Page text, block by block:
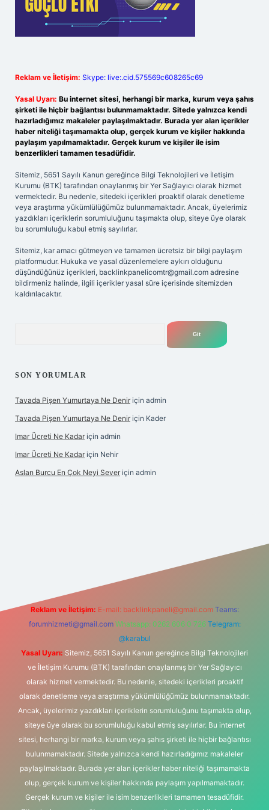
Reklam ve İletişim: Skype: live:.cid.575569c608265c69
Yasal Uyarı: Bu internet sitesi, herhangi bir marka, kurum veya şahıs
şirketi ile hiçbir bağlantısı bulunmamaktadır. Sitede yalnızca kendi
hazırladığımız makaleler paylaşılmaktadır. Burada yer alan içerikler
haber niteliği taşımamakta olup, gerçek kurum ve kişiler hakkında
paylaşım yapılmamaktadır. Gerçek kurum ve kişiler ile isim
benzerlikleri tamamen tesadüfidir.
Sitemiz, 5651 Sayılı Kanun gereğince Bilgi Teknolojileri ve İletişim
Kurumu (BTK) tarafından onaylanmış bir Yer Sağlayıcı olarak hizmet
vermektedir. Bu nedenle, sitedeki içerikleri proaktif olarak denetleme
veya araştırma yükümlülüğümüz bulunmamaktadır. Ancak, üyelerimiz
yazdıkları içeriklerin sorumluluğunu taşımakta olup, siteye üye olarak
bu sorumluluğu kabul etmiş sayılırlar.
Sitemiz, kar amacı gütmeyen ve tamamen ücretsiz bir bilgi paylaşım
platformudur. Hukuka ve yasal düzenlemelere aykırı olduğunu
düşündüğünüz içerikleri, backlinkpanelicomtr@gmail.com adresine
bildirmeniz halinde, ilgili içerikler yasal süre içerisinde sitemizden
kaldırılacaktır.
SON YORUMLAR
Tavada Pişen Yumurtaya Ne Denir için admin
Tavada Pişen Yumurtaya Ne Denir için Kader
Imar Ücreti Ne Kadar için admin
Imar Ücreti Ne Kadar için Nehir
Aslan Burcu En Çok Neyi Sever için admin
elexbetgiris.org
Reklam ve İletişim: E-mail: backlinkpaneli@gmail.com Teams:
forumhizmeti@gmail.com Whatsapp: 0262 606 0 726 Telegram:
@karabul
Yasal Uyarı: Sitemiz, 5651 Sayılı Kanun gereğince Bilgi Teknolojileri
ve İletişim Kurumu (BTK) tarafından onaylanmış bir Yer Sağlayıcı
olarak hizmet vermektedir. Bu nedenle, sitedeki içerikleri proaktif
olarak denetleme veya araştırma yükümlülüğümüz bulunmamaktadır.
Ancak, üyelerimiz yazdıkları içeriklerin sorumluluğunu taşımakta olup,
siteye üye olarak bu sorumluluğu kabul etmiş sayılırlar. Bu internet
sitesi, herhangi bir marka, kurum veya şahıs şirketi ile hiçbir bağlantısı
bulunmamaktadır. Sitede yalnızca kendi hazırladığımız makaleler
paylaşılmaktadır. Burada yer alan içerikler haber niteliği taşımamakta
olup, gerçek kurum ve kişiler hakkında paylaşım yapılmamaktadır.
Gerçek kurum ve kişiler ile isim benzerlikleri tamamen tesadüfidir.